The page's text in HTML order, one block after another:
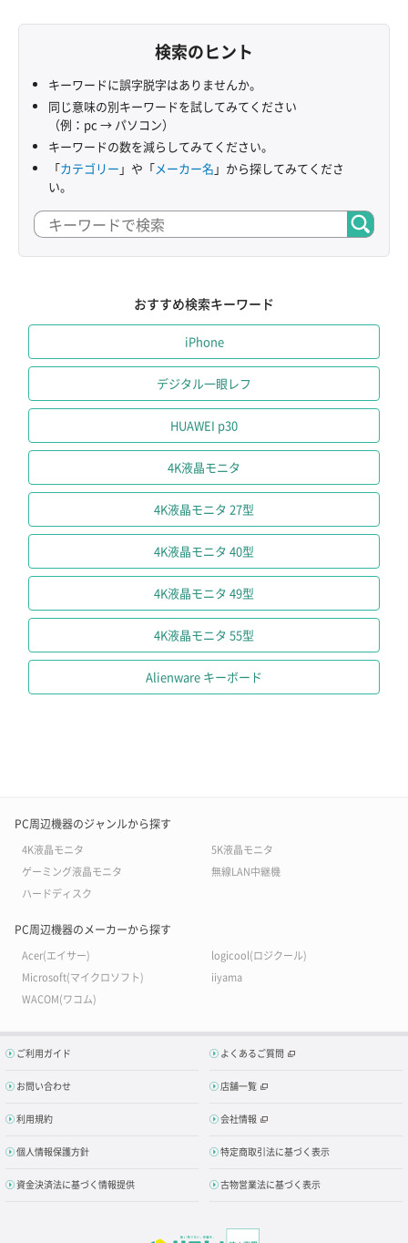
検索のヒント
キーワードに誤字脱字はありませんか。
同じ意味の別キーワードを試してみてください
（例：pc → パソコン）
キーワードの数を減らしてみてください。
「カテゴリー 」や「メーカー名 」から探してみてくださ
い。
おすすめ検索キーワード
iPhone
デジタル一眼レフ
HUAWEI p30
4K液晶モニタ
4K液晶モニタ 27型
4K液晶モニタ 40型
4K液晶モニタ 49型
4K液晶モニタ 55型
Alienware キーボード
PC周辺機器のジャンルから探す
4K液晶モニタ
5K液晶モニタ
ゲーミング液晶モニタ
無線LAN中継機
ハードディスク
PC周辺機器のメーカーから探す
Acer(エイサー)
logicool(ロジクール)
Microsoft(マイクロソフト)
iiyama
WACOM(ワコム)
ご利用ガイド よくあるご質問
お問い合わせ 店舗一覧
利用規約 会社情報
個人情報保護方針 特定商取引法に基づく表示
資金決済法に基づく情報提供 古物営業法に基づく表示